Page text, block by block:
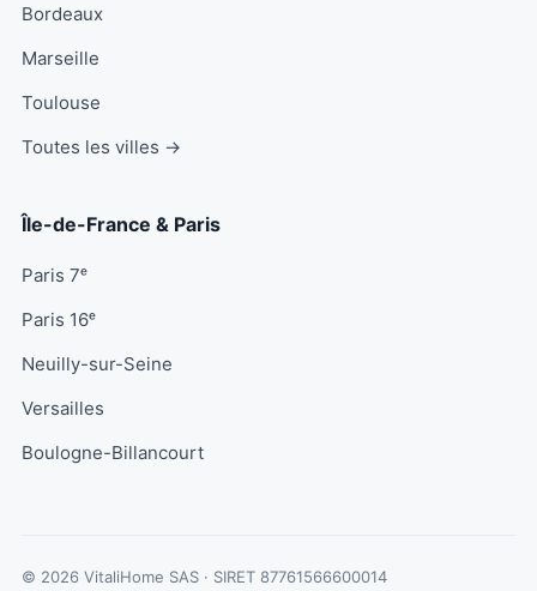
Bordeaux
Marseille
Toulouse
Toutes les villes →
Île-de-France & Paris
Paris 7ᵉ
Paris 16ᵉ
Neuilly-sur-Seine
Versailles
Boulogne-Billancourt
© 2026 VitaliHome SAS · SIRET 87761566600014